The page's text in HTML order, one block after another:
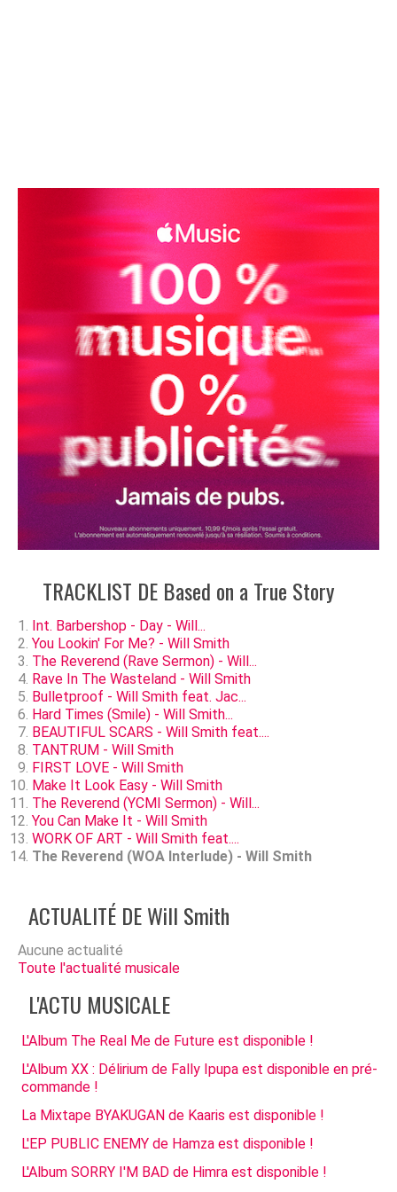
TRACKLIST DE Based on a True Story
Int. Barbershop - Day - Will...
You Lookin' For Me? - Will Smith
The Reverend (Rave Sermon) - Will...
Rave In The Wasteland - Will Smith
Bulletproof - Will Smith feat. Jac...
Hard Times (Smile) - Will Smith...
BEAUTIFUL SCARS - Will Smith feat....
TANTRUM - Will Smith
FIRST LOVE - Will Smith
Make It Look Easy - Will Smith
The Reverend (YCMI Sermon) - Will...
You Can Make It - Will Smith
WORK OF ART - Will Smith feat....
The Reverend (WOA Interlude) - Will Smith
ACTUALITÉ DE Will Smith
Aucune actualité
Toute l'actualité musicale
L'ACTU MUSICALE
L'Album The Real Me de Future est disponible !
L'Album XX : Délirium de Fally Ipupa est disponible en pré-
commande !
La Mixtape BYAKUGAN de Kaaris est disponible !
L'EP PUBLIC ENEMY de Hamza est disponible !
L'Album SORRY I'M BAD de Himra est disponible !